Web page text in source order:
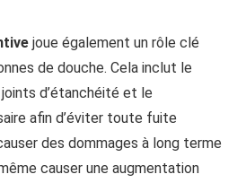
joue également un rôle clé
de douche. Cela inclut le
d’étanchéité et le
afin d’éviter toute fuite
des dommages à long terme
causer une augmentation